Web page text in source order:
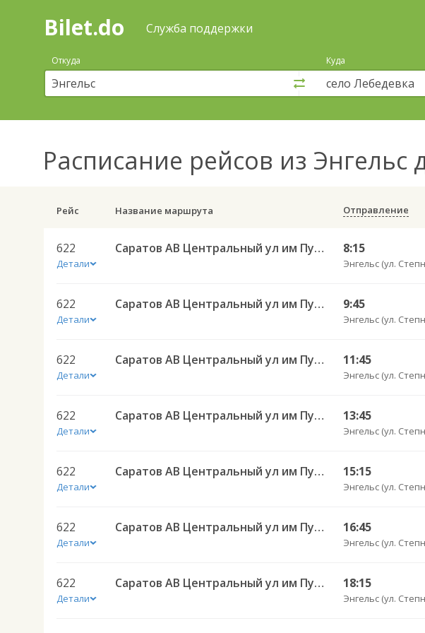
Поиск
покупка
билетов
автобус
онлайн
Bilet.do Служба поддержки
Откуда Куда
Расписание рейсов из Энгельс
Рейс Название маршрута Отправление
622
Детали
Саратов АВ Центральный ул им Пугачева 179 А — Красный Кут (ул Рабочая 125 А) 622 8:15
622
Детали
Саратов АВ Центральный ул им Пугачева 179 А — Красный Кут (ул Рабочая 125 А) 622 9:45
622
Детали
Саратов АВ Центральный ул им Пугачева 179 А — Красный Кут (ул Рабочая 125 А) 622 11:45
622
Детали
Саратов АВ Центральный ул им Пугачева 179 А — Красный Кут (ул Рабочая 125 А) 622 13:45
622
Детали
Саратов АВ Центральный ул им Пугачева 179 А — Красный Кут (ул Рабочая 125 А) 622 15:15
622
Детали
Саратов АВ Центральный ул им Пугачева 179 А — Красный Кут (ул Рабочая 125 А) 622 16:45
622
Детали
Саратов АВ Центральный ул им Пугачева 179 А — Красный Кут (ул Рабочая 125 А) 622 18:15